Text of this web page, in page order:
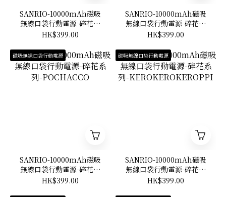
SANRIO-10000mAh磁吸
無線口袋行動電源-碎花系
列-HANGYODON
HK$399.00
SANRIO-10000mAh磁吸
無線口袋行動電源-碎花系
列-BAD BADTZ-MARU
HK$399.00
磁吸無線口袋行動電源
SANRIO-10000mAh磁吸
無線口袋行動電源-碎花系
列-POCHACCO
HK$399.00
磁吸無線口袋行動電源
SANRIO-10000mAh磁吸
無線口袋行動電源-碎花系
列-KEROKEROKEROPPI
HK$399.00